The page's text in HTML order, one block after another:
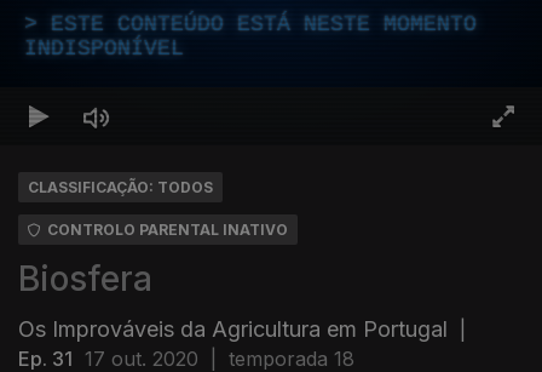
ESTE CONTEÚDO ESTÁ NESTE MOMENTO
INDISPONÍVEL
CLASSIFICAÇÃO: TODOS
CONTROLO PARENTAL INATIVO
Biosfera
Os Improváveis da Agricultura em Portugal
Ep. 31 17 out. 2020 temporada 18